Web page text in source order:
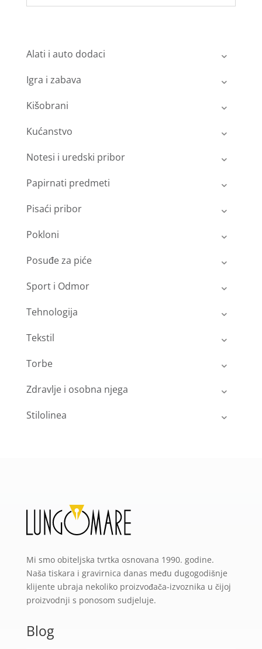
Alati i auto dodaci
Igra i zabava
Kišobrani
Kućanstvo
Notesi i uredski pribor
Papirnati predmeti
Pisaći pribor
Pokloni
Posuđe za piće
Sport i Odmor
Tehnologija
Tekstil
Torbe
Zdravlje i osobna njega
Stilolinea
Mi smo obiteljska tvrtka osnovana 1990. godine.
Naša tiskara i gravirnica danas među dugogodišnje
klijente ubraja nekoliko proizvođača-izvoznika u čijoj
proizvodnji s ponosom sudjeluje.
Blog